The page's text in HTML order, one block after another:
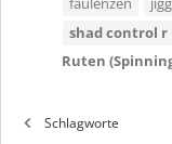
shadcontrol r
Ruten
Schlagworte